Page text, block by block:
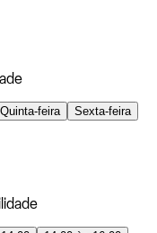
Quinta-feira
Sexta-feira